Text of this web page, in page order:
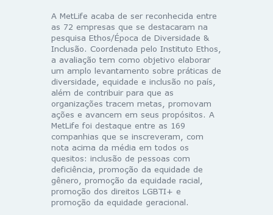
A MetLife acaba de ser reconhecida entre
as 72 empresas que se destacaram na
pesquisa Ethos/Época de Diversidade &
Inclusão. Coordenada pelo Instituto Ethos,
a avaliação tem como objetivo elaborar
um amplo levantamento sobre práticas de
diversidade, equidade e inclusão no país,
além de contribuir para que as
organizações tracem metas, promovam
ações e avancem em seus propósitos. A
MetLife foi destaque entre as 169
companhias que se inscreveram, com
nota acima da média em todos os
quesitos: inclusão de pessoas com
deficiência, promoção da equidade de
gênero, promoção da equidade racial,
promoção dos direitos LGBTI+ e
promoção da equidade geracional.